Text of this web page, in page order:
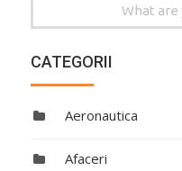
for:
CATEGORII
Aeronautica
Afaceri